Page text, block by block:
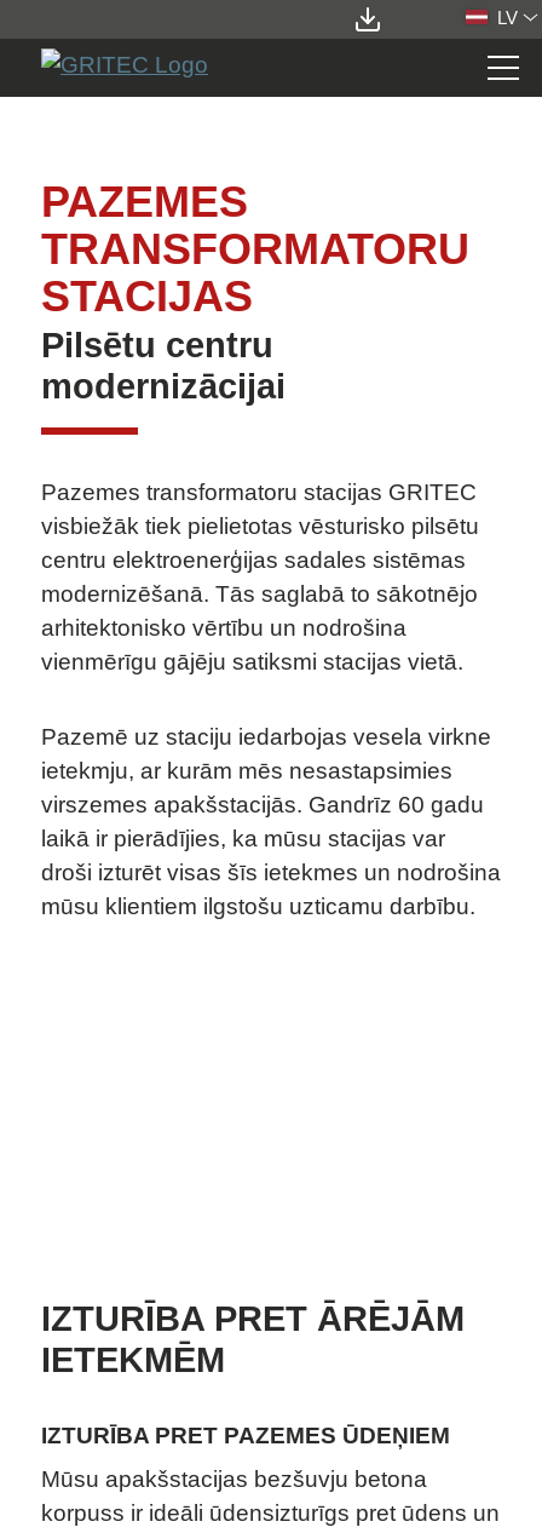
LV
PRODUKTI
ELEKTROTEHNIKA
KOMPAKTSTACIJAS
TRANSFORMATORU APAKŠSTACIJAS
GĀZES SAIMNIECĪBA
IT UN TELEKOMUNIKĀCIJAS
CEĻI
ELEKTROMOBILITĀTE
TIPVEIDA SĒRIJAS
KONFIGURĀCIJAS IESPĒJAS
GRITEC PRIEKŠROČĪBAS
ELEMENTS
SERVICES
PAZEMES
TRANSFORMATORU
STACIJAS
Pilsētu centru
modernizācijai
Pazemes transformatoru stacijas GRITEC
visbiežāk tiek pielietotas vēsturisko pilsētu
centru elektroenerģijas sadales sistēmas
modernizēšanā. Tās saglabā to sākotnējo
arhitektonisko vērtību un nodrošina
vienmērīgu gājēju satiksmi stacijas vietā.
Pazemē uz staciju iedarbojas vesela virkne
ietekmju, ar kurām mēs nesastapsimies
virszemes apakšstacijās. Gandrīz 60 gadu
laikā ir pierādījies, ka mūsu stacijas var
droši izturēt visas šīs ietekmes un nodrošina
mūsu klientiem ilgstošu uzticamu darbību.
IZTURĪBA PRET ĀRĒJĀM
IETEKMĒM
IZTURĪBA PRET PAZEMES ŪDEŅIEM
Mūsu apakšstacijas bezšuvju betona
korpuss ir ideāli ūdensizturīgs pret ūdens un